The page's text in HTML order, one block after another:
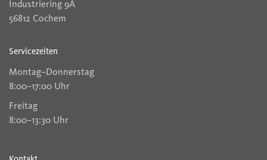
Industriering 9A
56812 Cochem
Servicezeiten
Montag–Donnerstag
8:00–17:00 Uhr
Freitag
8:00–13:30 Uhr